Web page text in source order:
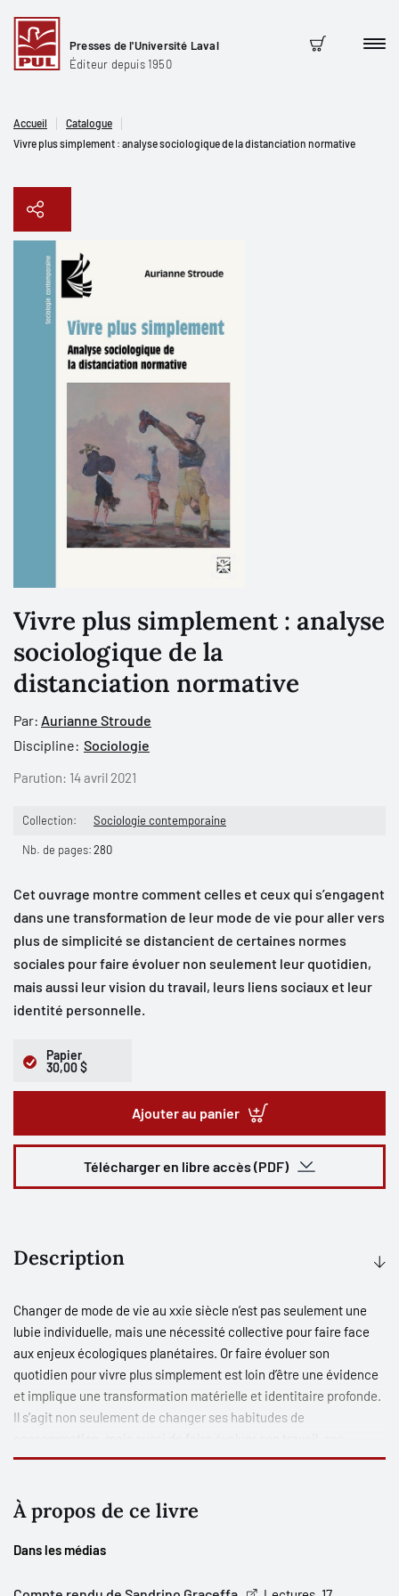
Presses de l'Université Laval
Éditeur depuis 1950
Panier
Accueil
Catalogue
Vivre plus simplement : analyse sociologique de la distanciation normative
Vivre plus simplement : analyse
sociologique de la
distanciation normative
Par: Aurianne Stroude
Discipline: Sociologie
Parution: 14 avril 2021
Collection: Sociologie contemporaine
Nb. de pages:280
Cet ouvrage montre comment celles et ceux qui s’engagent
dans une transformation de leur mode de vie pour aller vers
plus de simplicité se distancient de certaines normes
sociales pour faire évoluer non seulement leur quotidien,
mais aussi leur vision du travail, leurs liens sociaux et leur
identité personnelle.
Papier
30,00 $
Ajouter au panier
Télécharger en libre accès (PDF)
Description
Changer de mode de vie au xxie siècle n’est pas seulement une
lubie individuelle, mais une nécessité collective pour faire face
aux enjeux écologiques planétaires. Or faire évoluer son
quotidien pour vivre plus simplement est loin d’être une évidence
et implique une transformation matérielle et identitaire profonde.
Il s’agit non seulement de changer ses habitudes de
propres aspirations et ses rapports sociaux pour qu’ils reflètent et
En analysant l’expérience de celles et ceux qui essaient de vivre
plus simplement, cette recherche met en lumière le processus de
engagées. Cet ouvrage explore ce qui évolue dans leur quotidien
À propos de ce livre
Dans les médias